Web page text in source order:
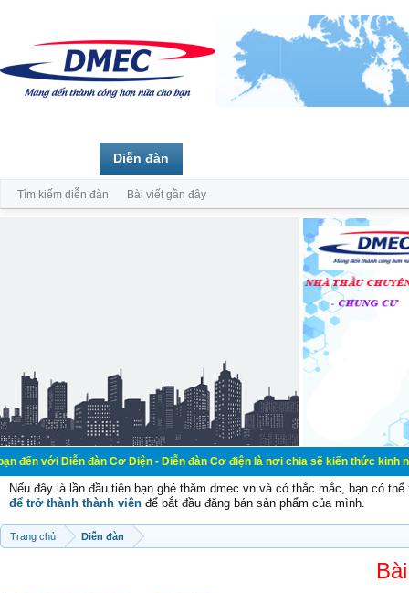
đàn Cơ Điện - Diễn đàn Cơ điện là nơi chia sẽ kiến thức kinh nghiệm
Nếu đây là lần đầu tiên bạn ghé thăm dmec.vn và có thắc mắc, bạn có
để trở thành thành viên để bắt đầu đăng bán sản phẩm của mình.
Trang chủ Diễn đàn
Diễn đàn
Tìm kiếm diễn đàn Bài viết gần đây